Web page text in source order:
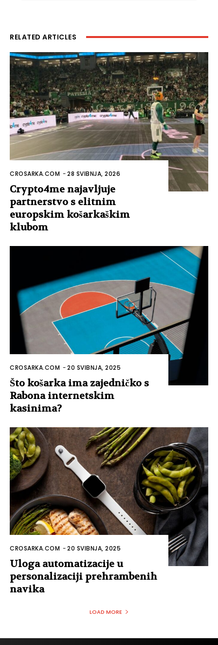
RELATED ARTICLES
CROSARKA.COM -28 SVIBNJA, 2026
Crypto4me najavljuje
partnerstvo s elitnim
europskim košarkaškim
klubom
CROSARKA.COM -20 SVIBNJA, 2025
Što košarka ima zajedničko s
Rabona internetskim
kasinima?
CROSARKA.COM -20 SVIBNJA, 2025
Uloga automatizacije u
personalizaciji prehrambenih
navika
LOAD MORE